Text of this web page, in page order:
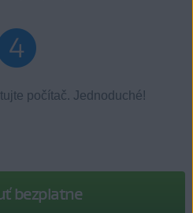
počítač. Jednoduché!
bezplatne